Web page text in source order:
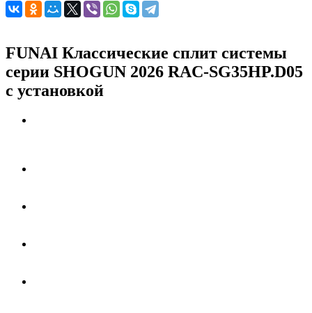
FUNAI Классические сплит системы
серии SHOGUN 2026 RAC-SG35HP.D05
с установкой